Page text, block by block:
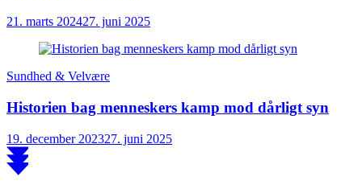
21. marts 202427. juni 2025
Sundhed & Velvære
Historien bag menneskers kamp mod dårligt syn
19. december 202327. juni 2025
Scroll
to